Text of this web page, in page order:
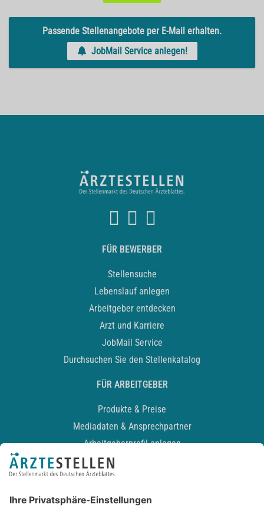
Passende Stellenangebote per E-Mail erhalten.
JobMail Service anlegen!
FÜR BEWERBER
Stellensuche
Lebenslauf anlegen
Arbeitgeber entdecken
Arzt und Karriere
JobMail Service
Durchsuchen Sie den Stellenkatalog
FÜR ARBEITGEBER
Produkte & Preise
Mediadaten & Ansprechpartner
Arbeitgeberprofil anlegen
Recruiting-Podcast